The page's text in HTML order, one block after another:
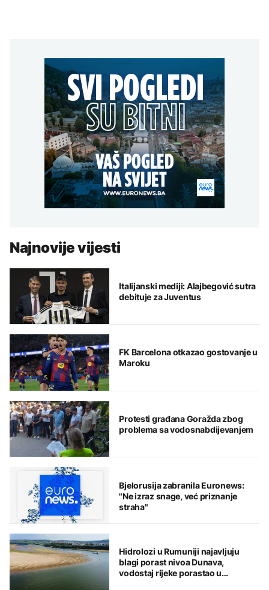
Najnovije vijesti
Italijanski mediji: Alajbegović sutra
debituje za Juventus
FK Barcelona otkazao gostovanje u
Maroku
Protesti građana Goražda zbog
problema sa vodosnabdijevanjem
Bjelorusija zabranila Euronews:
"Ne izraz snage, već priznanje
straha"
Hidrolozi u Rumuniji najavljuju
blagi porast nivoa Dunava,
vodostaj rijeke porastao u